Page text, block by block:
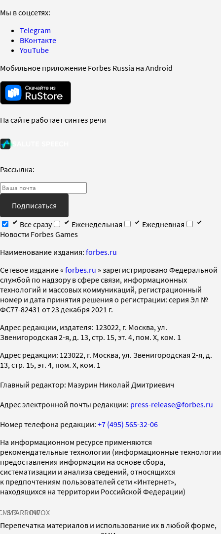
Мы в соцсетях:
Telegram
ВКонтакте
YouTube
Мобильное приложение Forbes Russia на Android
На сайте работает синтез речи
Рассылка:
Подписаться
Все сразу
Еженедельная
Ежедневная
Новости Forbes Games
Наименование издания: forbes.ru
Cетевое издание « forbes.ru » зарегистрировано Федеральной
службой по надзору в сфере связи, информационных
технологий и массовых коммуникаций, регистрационный
номер и дата принятия решения о регистрации: серия Эл №
ФС77-82431 от 23 декабря 2021 г.
Адрес редакции, издателя: 123022, г. Москва, ул.
Звенигородская 2-я, д. 13, стр. 15, эт. 4, пом. X, ком. 1
Адрес редакции: 123022, г. Москва, ул. Звенигородская 2-я, д.
13, стр. 15, эт. 4, пом. X, ком. 1
Главный редактор: Мазурин Николай Дмитриевич
Адрес электронной почты редакции: press-release@forbes.ru
Номер телефона редакции: +7 (495) 565-32-06
На информационном ресурсе применяются
рекомендательные технологии (информационные технологии
предоставления информации на основе сбора,
систематизации и анализа сведений, относящихся
к предпочтениям пользователей сети «Интернет»,
находящихся на территории Российской Федерации)
SPARROWINFOX
Перепечатка материалов и использование их в любой форме,